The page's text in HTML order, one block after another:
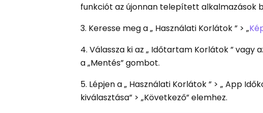
funkciót az újonnan telepített alkalmazások
3. Keresse meg a „ Használati Korlátok ” > „
4. Válassza ki az „ Időtartam Korlátok ” vagy
a „Mentés” gombot.
5. Lépjen a „ Használati Korlátok ” > „ App
kiválasztása” > „Következő” elemhez.